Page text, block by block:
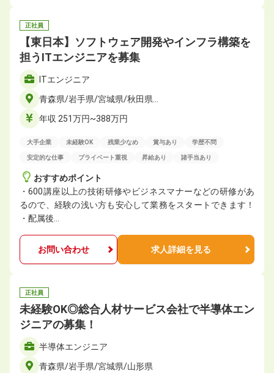
正社員
【東日本】ソフトウェア開発やインフラ構築を
担うITエンジニアを募集
ITエンジニア
青森県/岩手県/宮城県/秋田県…
年収 251万円~388万円
大手企業 未経験OK 残業少なめ 賞与あり 学歴不問
安定的な仕事 プライベート重視 昇給あり 諸手当あり
おすすめポイント
・600講座以上の技術研修やビジネスマナーなどの研修があ
るので、経験の浅い方も安心して業務をスタートできます！
・配属後…
お問い合わせ 求人詳細を見る
正社員
未経験OK◎総合人材サービス会社で半導体エン
ジニアの募集！
半導体エンジニア
青森県/岩手県/宮城県/山形県